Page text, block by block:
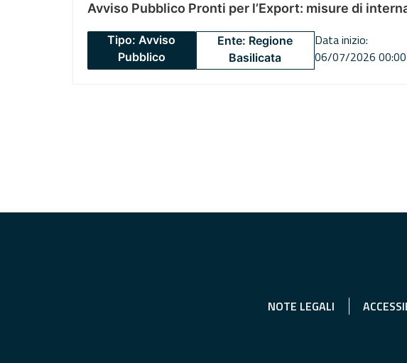
Avviso Pubblico Pronti per l’Export: misure di
Tipo: Avviso
Pubblico
Ente: Regione
Basilicata
Data inizio:
06/07/2026 00:00
NOTE LEGALI